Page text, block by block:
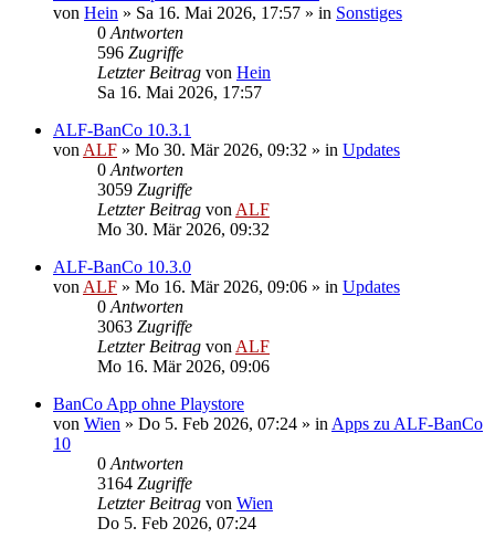
von Hein » Sa 16. Mai 2026, 17:57 » in Sonstiges
0 Antworten
596 Zugriffe
Letzter Beitrag von Hein
Sa 16. Mai 2026, 17:57
ALF-BanCo 10.3.1
von ALF » Mo 30. Mär 2026, 09:32 » in Updates
0 Antworten
3059 Zugriffe
Letzter Beitrag von ALF
Mo 30. Mär 2026, 09:32
ALF-BanCo 10.3.0
von ALF » Mo 16. Mär 2026, 09:06 » in Updates
0 Antworten
3063 Zugriffe
Letzter Beitrag von ALF
Mo 16. Mär 2026, 09:06
BanCo App ohne Playstore
von Wien » Do 5. Feb 2026, 07:24 » in Apps zu ALF-BanCo
10
0 Antworten
3164 Zugriffe
Letzter Beitrag von Wien
Do 5. Feb 2026, 07:24